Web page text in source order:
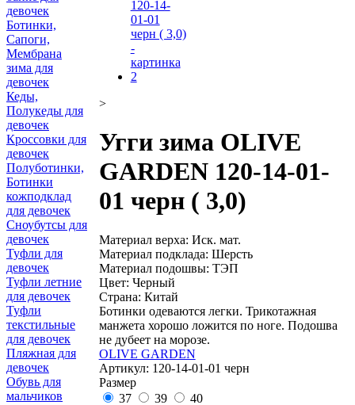
>
Угги зима OLIVE
GARDEN 120-14-01-
01 черн ( 3,0)
Материал верха: Иск. мат.
Материал подклада: Шерсть
Материал подошвы: ТЭП
Цвет: Черный
Страна: Китай
Ботинки одеваются легки. Трикотажная
манжета хорошо ложится по ноге. Подошва
не дубеет на морозе.
OLIVE GARDEN
Артикул: 120-14-01-01 черн
Размер
37
39
40
девочек
Ботинки,
Сапоги,
Мембрана
зима для
девочек
Кеды,
Полукеды для
девочек
Кроссовки для
девочек
Полуботинки,
Ботинки
кожподклад
для девочек
Сноубутсы для
девочек
Туфли для
девочек
Туфли летние
для девочек
Туфли
текстильные
для девочек
Пляжная для
девочек
Обувь для
мальчиков